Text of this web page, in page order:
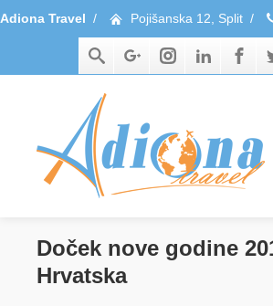
Adiona Travel / Pojišanska 12, Split /
Doček nove godine
Hrvatska